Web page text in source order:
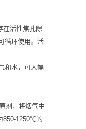
在活性焦孔隙
循环使用。活
和水，可大幅
剂，将烟气中
850-1250℃的